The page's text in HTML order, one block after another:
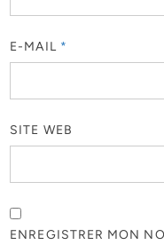
E-MAIL *
SITE WEB
ENREGISTRER MON